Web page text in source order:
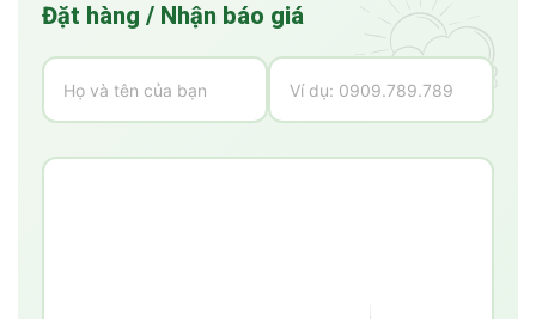
Đặt hàng / Nhận báo giá